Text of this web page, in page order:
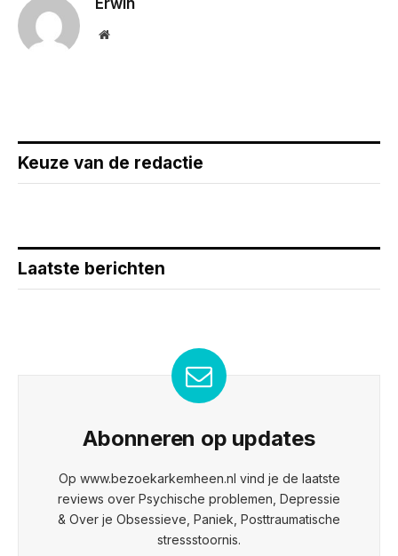
Erwin
Website
Keuze van de redactie
Laatste berichten
Abonneren op updates
Op www.bezoekarkemheen.nl vind je de laatste
reviews over Psychische problemen, Depressie
& Over je Obsessieve, Paniek, Posttraumatische
stressstoornis.